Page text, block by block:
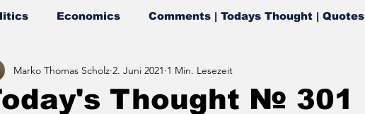
Economics Comments | Todays Thought | Quotes
Thought № 301
Marko Thomas Scholz 2. Juni 2021 1 Min. Lesezeit